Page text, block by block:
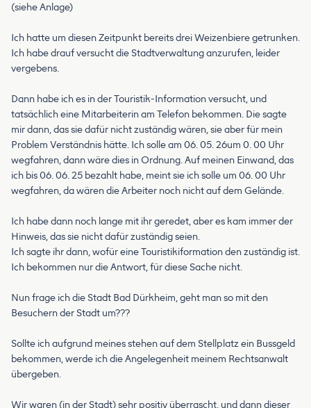
(siehe Anlage)
Ich hatte um diesen Zeitpunkt bereits drei Weizenbiere getrunken.
Ich habe drauf versucht die Stadtverwaltung anzurufen, leider
vergebens.
Dann habe ich es in der Touristik-Information versucht, und
tatsächlich eine Mitarbeiterin am Telefon bekommen. Die sagte
mir dann, das sie dafür nicht zuständig wären, sie aber für mein
Problem Verständnis hätte. Ich solle am 06. 05. 26um 0. 00 Uhr
wegfahren, dann wäre dies in Ordnung. Auf meinen Einwand, das
ich bis 06. 06. 25 bezahlt habe, meint sie ich solle um 06. 00 Uhr
wegfahren, da wären die Arbeiter noch nicht auf dem Gelände.
Ich habe dann noch lange mit ihr geredet, aber es kam immer der
Hinweis, das sie nicht dafür zuständig seien.
Ich sagte ihr dann, wofür eine Touristikiformation den zuständig ist.
Ich bekommen nur die Antwort, für diese Sache nicht.
Nun frage ich die Stadt Bad Dürkheim, geht man so mit den
Besuchern der Stadt um???
Sollte ich aufgrund meines stehen auf dem Stellplatz ein Bussgeld
bekommen, werde ich die Angelegenheit meinem Rechtsanwalt
übergeben.
Wir waren (in der Stadt) sehr positiv überrascht, und dann dieser